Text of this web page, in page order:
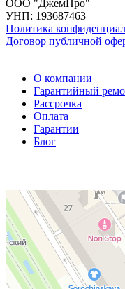
ООО "ДжемПро"
УНП: 193687463
Политика
Договор публичной
О компании
Гарантийный
Рассрочка
Оплата
Гарантии
Блог